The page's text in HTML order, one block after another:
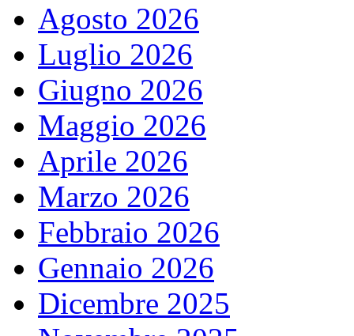
Agosto 2026
Luglio 2026
Giugno 2026
Maggio 2026
Aprile 2026
Marzo 2026
Febbraio 2026
Gennaio 2026
Dicembre 2025